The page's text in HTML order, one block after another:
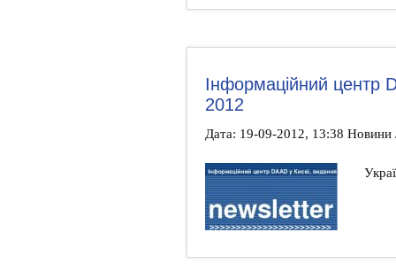
Інформаційний центр
2012
Дата: 19-09-2012, 13:38